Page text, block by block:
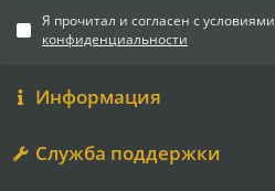
Я прочитал и согласен с условиями
конфиденциальности
Информация
Служба поддержки